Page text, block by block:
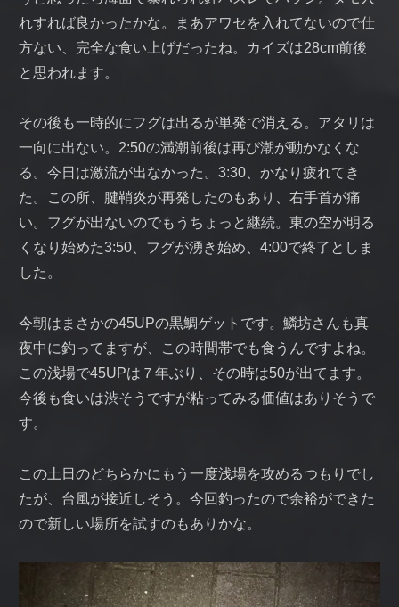
れすれば良かったかな。まあアワセを入れてないので仕
方ない、完全な食い上げだったね。カイズは28cm前後
と思われます。
その後も一時的にフグは出るが単発で消える。アタリは
一向に出ない。2:50の満潮前後は再び潮が動かなくな
る。今日は激流が出なかった。3:30、かなり疲れてき
た。この所、腱鞘炎が再発したのもあり、右手首が痛
い。フグが出ないのでもうちょっと継続。東の空が明る
くなり始めた3:50、フグが湧き始め、4:00で終了としま
した。
今朝はまさかの45UPの黒鯛ゲットです。鱗坊さんも真
夜中に釣ってますが、この時間帯でも食うんですよね。
この浅場で45UPは７年ぶり、その時は50が出てます。
今後も食いは渋そうですが粘ってみる価値はありそうで
す。
この土日のどちらかにもう一度浅場を攻めるつもりでし
たが、台風が接近しそう。今回釣ったので余裕ができた
ので新しい場所を試すのもありかな。